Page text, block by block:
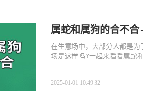
属蛇和属狗的合不
在生意场中，大部分人都是
场是这样吗?一起来看看属蛇
2025-01-01 10:49:32